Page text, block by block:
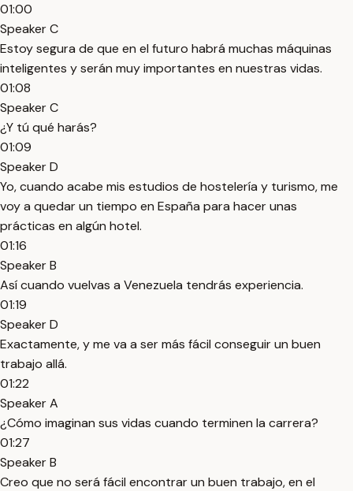
01:00
Speaker C
Estoy segura de que en el futuro habrá muchas máquinas
inteligentes y serán muy importantes en nuestras vidas.
01:08
Speaker C
¿Y tú qué harás?
01:09
Speaker D
Yo, cuando acabe mis estudios de hostelería y turismo, me
voy a quedar un tiempo en España para hacer unas
prácticas en algún hotel.
01:16
Speaker B
Así cuando vuelvas a Venezuela tendrás experiencia.
01:19
Speaker D
Exactamente, y me va a ser más fácil conseguir un buen
trabajo allá.
01:22
Speaker A
¿Cómo imaginan sus vidas cuando terminen la carrera?
01:27
Speaker B
Creo que no será fácil encontrar un buen trabajo, en el